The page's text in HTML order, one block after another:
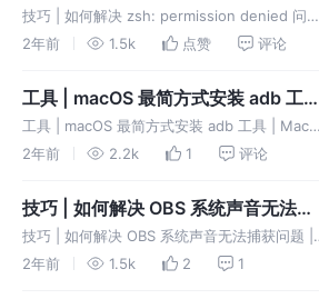
denied 问题 | Mac
技巧 | 如何解决 zsh: permission denied 问题
| Mac 问题描述 在 macOS 系统终端执行 sh 程
原
2年前 1.5k 点赞 评论
工具 | macOS 最简方式安装 adb 工具
| Mac
工具 | macOS 最简方式安装 adb 工具 | Mac
介绍 ADB（Android Debug Bridge）是
具，用于与 Android 设
2年前 2.2k 1 评论
技巧 | 如何解决 OBS 系统声音无法捕
获问题 | Mac
技巧 | 如何解决 OBS 系统声音无法捕获问题 |
Mac 问题描述 由于 macOS 系统限制，桌面音
2年前 1.5k 2 1